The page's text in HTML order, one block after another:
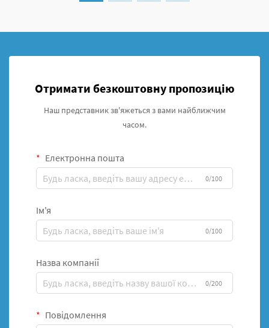
Отримати безкоштовну пропозицію
Наш представник зв'яжеться з вами найближчим
часом.
Електронна пошта
0/100
Ім'я
0/100
Назва компанії
0/200
Повідомлення